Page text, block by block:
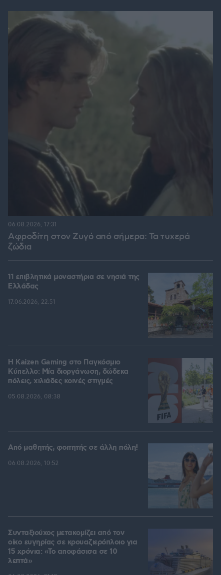
Αφροδίτη στον Ζυγό από σήμερα: Τα τυχερά
ζώδια
06.08.2026, 17:31
11 επιβλητικά μοναστήρια σε νησιά της
Ελλάδας
17.06.2026, 22:51
H Kaizen Gaming στο Παγκόσμιο
Kύπελλο: Μία διοργάνωση, δώδεκα
πόλεις, χιλιάδες κοινές στιγμές
05.08.2026, 08:38
Από μαθητής, φοιτητής σε άλλη πόλη!
06.08.2026, 10:52
Συνταξιούχος μετακομίζει από τον
οίκο ευγηρίας σε κρουαζιερόπλοιο για
15 χρόνια: «Το αποφάσισα σε 10
λεπτά»